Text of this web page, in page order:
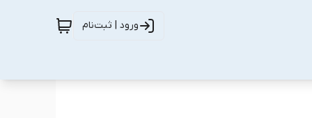
ورود | ثبت‌نام